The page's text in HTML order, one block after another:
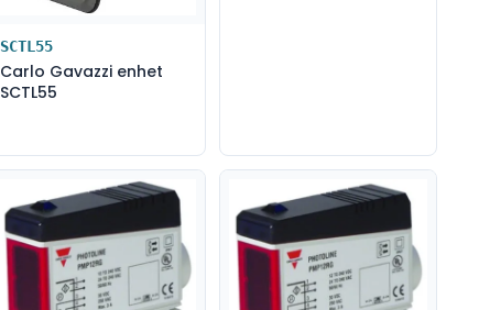
SCTL55
Carlo Gavazzi enhet
SCTL55